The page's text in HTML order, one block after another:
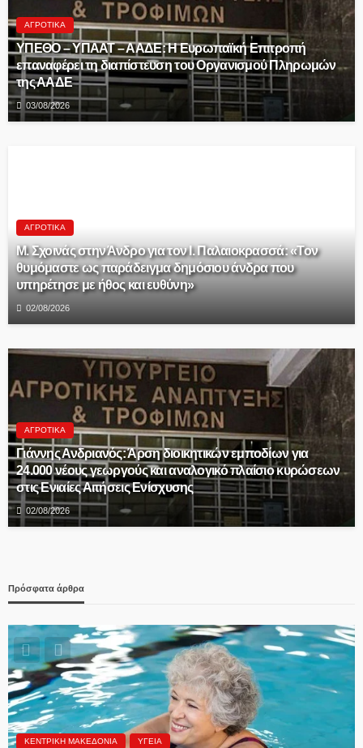
ΑΓΡΟΤΙΚΆ
ΥΠΕΘΟ – ΥΠΑΑΤ – ΑΑΔΕ: H Ευρωπαϊκή Επιτροπή
επαναφέρει τη διαπίστευση του Οργανισμού Πληρωμών
της ΑΑΔΕ
03/08/2026
ΑΓΡΟΤΙΚΆ
Μ. Σχοινάς στην Άνδρο για τον Ι. Παλαιοκρασσά: «Τον
θυμόμαστε ως παράδειγμα δημόσιου άνδρα που
υπηρέτησε με ήθος και ευθύνη»
02/08/2026
ΑΓΡΟΤΙΚΆ
Γιάννης Ανδριανός: Άρση διοικητικών εμποδίων για
24.000 νέους γεωργούς και αναλογικό πλαίσιο κυρώσεων
στις Ενιαίες Αιτήσεις Ενίσχυσης
02/08/2026
Πρόσφατα άρθρα